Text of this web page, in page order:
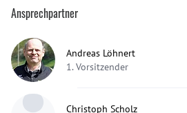
Ansprechpartner
Andreas Löhnert
1. Vorsitzender
Christoph Scholz